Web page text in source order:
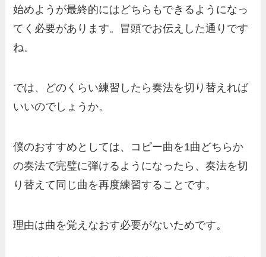
始めようが最終的にはどちらもできるようになっ
てく必要があります。冒頭でお伝えした通りです
ね。
では、どのくらい練習したら奏法を切り替えれば
いいのでしょうか。
僕のおすすめとしては、コピー曲を1曲どちらか
の奏法で完璧に弾けるようになったら、奏法を切
り替えて同じ曲を再度練習することです。
理由は曲を覚えなおす必要がないためです。